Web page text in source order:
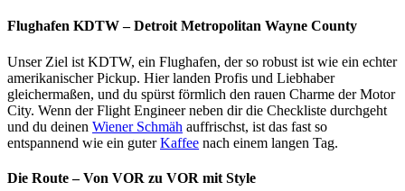
Flughafen KDTW – Detroit Metropolitan Wayne County
Unser Ziel ist KDTW, ein Flughafen, der so robust ist wie ein echter
amerikanischer Pickup. Hier landen Profis und Liebhaber
gleichermaßen, und du spürst förmlich den rauen Charme der Motor
City. Wenn der Flight Engineer neben dir die Checkliste durchgeht
und du deinen Wiener Schmäh auffrischst, ist das fast so
entspannend wie ein guterKaffee nach einem langen Tag.
Die Route – Von VOR zu VOR mit Style